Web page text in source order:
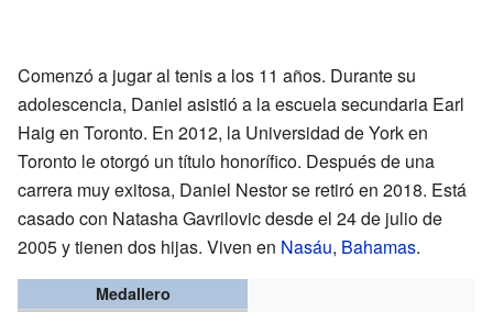
Comenzó a jugar al tenis a los 11 años. Durante su
adolescencia, Daniel asistió a la escuela secundaria Earl
Haig en Toronto. En 2012, la Universidad de York en
Toronto le otorgó un título honorífico. Después de una
carrera muy exitosa, Daniel Nestor se retiró en 2018. Está
casado con Natasha Gavrilovic desde el 24 de julio de
2005 y tienen dos hijas. Viven en Nasáu, Bahamas.
Medallero